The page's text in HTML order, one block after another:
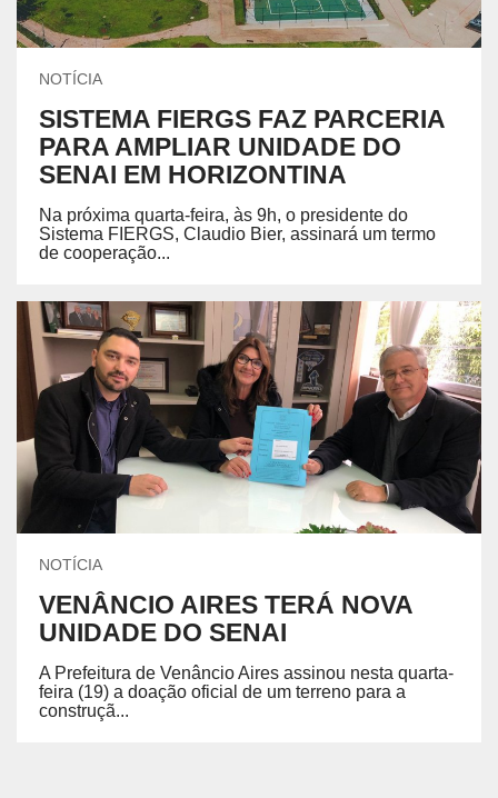
NOTÍCIA
SISTEMA FIERGS FAZ PARCERIA
PARA AMPLIAR UNIDADE DO
SENAI EM HORIZONTINA
Na próxima quarta-feira, às 9h, o presidente do
Sistema FIERGS, Claudio Bier, assinará um termo
de cooperação...
NOTÍCIA
VENÂNCIO AIRES TERÁ NOVA
UNIDADE DO SENAI
A Prefeitura de Venâncio Aires assinou nesta quarta-
feira (19) a doação oficial de um terreno para a
construçã...